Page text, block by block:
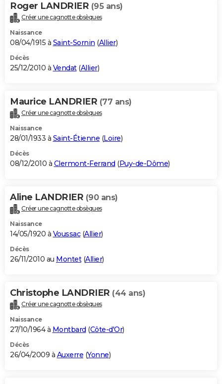
Roger LANDRIER (95 ans)
Créer une cagnotte obsèques
Naissance
08/04/1915 à Saint-Sornin (Allier)
Décès
25/12/2010 à Vendat(Allier)
Maurice LANDRIER (77 ans)
Créer une cagnotte obsèques
Naissance
28/01/1933 à Saint-Étienne (Loire)
Décès
08/12/2010 à Clermont-Ferrand (Puy-de-Dôme)
Aline LANDRIER (90 ans)
Créer une cagnotte obsèques
Naissance
14/05/1920 à Voussac(Allier)
Décès
26/11/2010 au Montet(Allier)
Christophe LANDRIER (44 ans)
Créer une cagnotte obsèques
Naissance
27/10/1964 à Montbard (Côte-d'Or)
Décès
26/04/2009 à Auxerre (Yonne)